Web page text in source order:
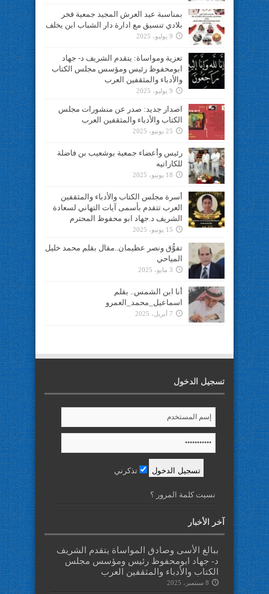
بمناسبة عيد العرش المجيد جمعية فخر
بلادي تنسيق مع ادارة دار الشباب ابن يخلف
9 يوليو، 2025
تعزية ومواساة: يتقدم الشريف د- جهاد
ابومحفوظ رئيس ومؤسس مجلس الكتاب
والأدباء والمثقفين العرب
9 يوليو، 2025
اصدار جديد: صدر عن منشورات مجلس
الكتاب والأدباء والمثقفين العرب
25 يونيو، 2025
رئيس وأعضاء جمعية بوشعيب بن فاضلة
للكاراتيه
18 يونيو، 2025
أسرة مجلس الكتاب والأدباء والمثقفين
العرب تتقدم بأسمى آيات التهاني لسعادة
الشريف د.جهاد ابو محفوظ المحترم
15 يونيو، 2025
تفوُّق ونصر عظيمان..مقال بقلم محمد خليل
المياحي
3 مايو، 2025
أنا ابن الشمس.. بقلم
اسماعيل_محمد_العمرو
7 أبريل، 2025
تسجيل الدخول
تذكرني
نسيت كلمة المرور ؟
آخر الأخبار
ببالغ الأسى وصادق المواساة يتقدم الشريف
د- جهاد ابومحفوظ رئيس ومؤسس مجلس
الكتاب والأدباء والمثقفين العرب
8 سبتمبر، 2025